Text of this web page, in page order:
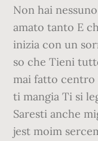
Non hai
amato tanto E
inizia con un
so che Tieni
mai fatto centro
ti mangia Ti si
Saresti anche
jest moim